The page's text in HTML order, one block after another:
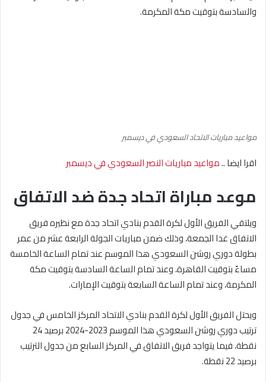
والسادسة بتوقيت مكة المكرمة.
مواعيد مباريات الاتحاد السعودي في ديسمبر
اقرا ايضا ..مواعيد مباريات النصر السعودي في ديسمبر
موعد مباراة اتحاد جدة ضد الاتفاق
ويلتقي الفريق الأول لكرة القدم بنادي اتحاد جدة مع نظيره فريق
الاتفاق غدا الجمعة، وذلك ضمن مباريات الجولة الرابعة عشر من عمر
بطولة دوري روشن السعودي هذا الموسم عند تمام الساعة الخامسة
مساءً بتوقيت القاهرة، وعند تمام الساعة السادسة بتوقيت مكة
المكرمة، وعند تمام الساعة السابعة بتوقيت الإمارات.
ويحتل الفريق الأول لكرة القدم بنادي الاتحاد المركز الخامس في جدول
ترتيب دوري روشن السعودي هذا الموسم 2023-2024 برصيد 24
نقطة، فيما يتواجد فريق الاتفاق في المركز السابع من جدول الترتيب
برصيد 22 نقطة.